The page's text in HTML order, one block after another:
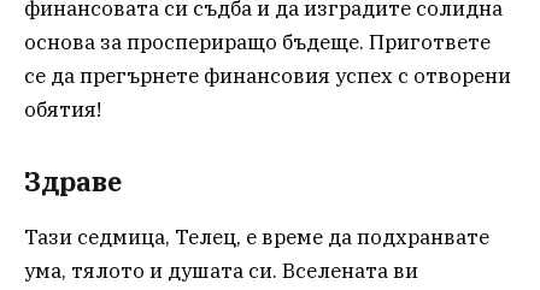
финансовата си съдба и да изградите солидна
основа за проспериращо бъдеще. Пригответе
се да прегърнете финансовия успех с отворени
обятия!
Здраве
Тази седмица, Телец, е време да подхранвате
ума, тялото и душата си. Вселената ви